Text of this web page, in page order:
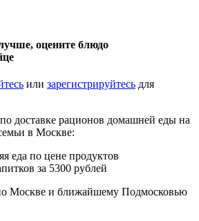
оцените блюдо
или зарегистрируйтесь для
доставке рационов домашней еды на
в Москве:
еда по цене продуктов
за 5300 рублей
Москве и ближайшему Подмосковью